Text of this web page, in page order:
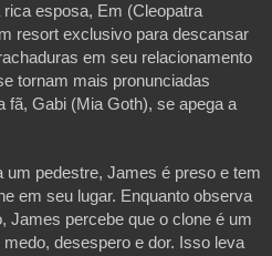
esposa, Em (Cleopatra
resort exclusivo para descansar
em seu relacionamento
tornam mais pronunciadas
fã, Gabi (Mia Goth), se apega a
um pedestre, James é preso e tem
em seu lugar. Enquanto observa
James percebe que o clone é um
desespero e dor. Isso leva